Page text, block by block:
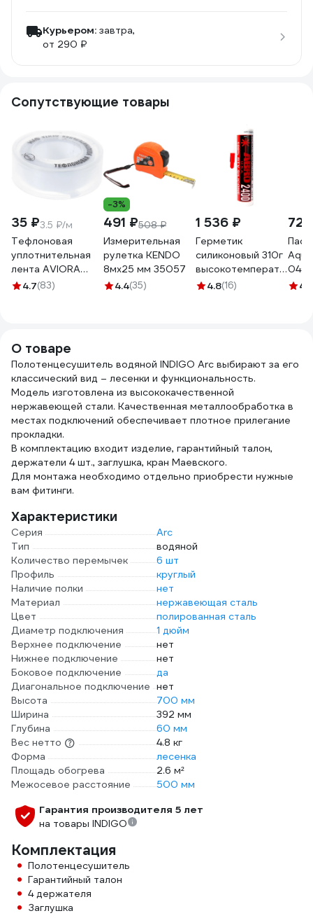
Курьером: завтра,
от 290 ₽
Сопутствующие товары
35 ₽3.5 ₽/м
Тефлоновая
уплотнительная
лента AVIORA
ФУМ 12 мм, 10 м
4.7(83)
-3%
491 ₽508 ₽
Измерительная
рулетка KENDO
8мх25 мм 35057
4.4(35)
1 536 ₽
Герметик
силиконовый 310г
высокотемпературный
красный ABRO SS-
4.8(16)
гр.4.8
О товаре
Полотенцесушитель водяной INDIGO Arc выбирают за его
классический вид – лесенки и функциональность.
Модель изготовлена из высококачественной
нержавеющей стали. Качественная металлообработка в
местах подключений обеспечивает плотное прилегание
прокладки.
В комплектацию входит изделие, гарантийный талон,
держатели 4 шт., заглушка, кран Маевского.
Для монтажа необходимо отдельно приобрести нужные
вам фитинги.
Характеристики
Серия
Arc
Тип
водяной
Количество перемычек
6 шт
Профиль
круглый
Наличие полки
нет
Материал
нержавеющая сталь
Цвет
полированная сталь
Диаметр подключения
1 дюйм
Верхнее подключение
нет
Нижнее подключение
нет
Боковое подключение
да
Диагональное подключение нет
Высота
700 мм
Ширина
392 мм
Глубина
60 мм
Вес нетто
4.8 кг
Форма
лесенка
Площадь обогрева
2.6 м²
Межосевое расстояние
500 мм
Гарантия производителя 5 лет
на товары INDIGO
Комплектация
Полотенцесушитель
Гарантийный талон
4 держателя
Заглушка